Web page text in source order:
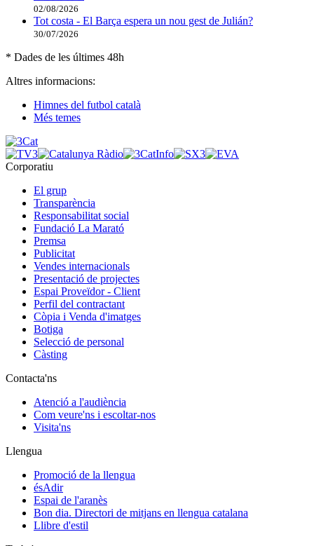
02/08/2026
Tot costa - El Barça espera un nou gest de Julián?
30/07/2026
* Dades de les últimes 48h
Altres informacions:
Himnes del futbol català
Més temes
Corporatiu
El grup
Transparència
Responsabilitat social
Fundació La Marató
Premsa
Publicitat
Vendes internacionals
Presentació de projectes
Espai Proveïdor - Client
Perfil del contractant
Còpia i Venda d'imatges
Botiga
Selecció de personal
Càsting
Contacta'ns
Atenció a l'audiència
Com veure'ns i escoltar-nos
Visita'ns
Llengua
Promoció de la llengua
ésAdir
Espai de l'aranès
Bon dia. Directori de mitjans en llengua catalana
Llibre d'estil